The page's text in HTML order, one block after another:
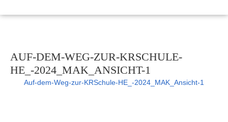
AUF-DEM-WEG-ZUR-KRSCHULE-
HE_-2024_MAK_ANSICHT-1
Auf-dem-Weg-zur-KRSchule-HE_-2024_MAK_Ansicht-1